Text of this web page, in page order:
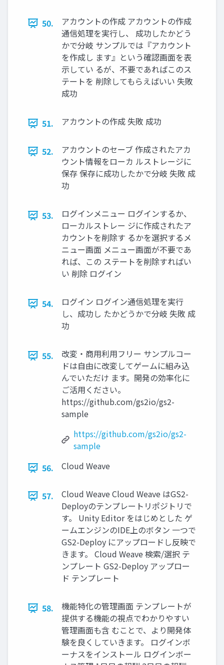
50.
アカウントの作成 アカウントの作成
通信処理を実⾏し、 成功したかどう
かで分岐 サンプルでは『アカウント
を作成し ます』という確認画⾯を表
⽰してい るが、不要であればこのス
テートを 削除してもらえばいい 失敗
成功
51. アカウントの作成 失敗 成功
52.
アカウントのセーブ 作成されたアカ
ウント情報をローカ ルストレージに
保存 保存に成功したかで分岐 失敗 成
功
53.
ログインメニュー ログインするか、
ローカルストレー ジに作成されたア
カウントを削除す るかを選択するメ
ニュー画⾯ メニュー画⾯が不要であ
れば、この ステートを削除すればい
い 削除 ログイン
54.
ログイン ログイン通信処理を実⾏
し、成功し たかどうかで分岐 失敗 成
功
55.
改変・商⽤利⽤フリー サンプルコー
ドは⾃由に改変してゲームに組み込
んでいただけ ます。開発の効率化に
ご活⽤ください。
https://github.com/gs2io/gs2-
sample
https://github.com/gs2io/gs2-
sample
56.
Cloud Weave
57.
Cloud Weave Cloud Weave はGS2-
Deployのテンプレートリポジトリで
す。 Unity Editor をはじめとした ゲ
ームエンジンのIDE上のボタン ⼀つで
GS2-Deploy にアップロードし反映で
きます。 Cloud Weave 検索/選択 テ
ンプレート GS2-Deploy アップロー
ド テンプレート
58.
機能特化の管理画⾯ テンプレートが
提供する機能の視点でわかりやすい
管理画⾯も含 むことで、より開発体
験を良くしていきます。 ログインボ
ーナスをインストール ログインボー